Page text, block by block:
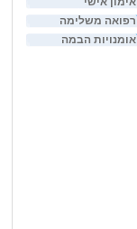
רפואה משלימה
אומנויות הבמה